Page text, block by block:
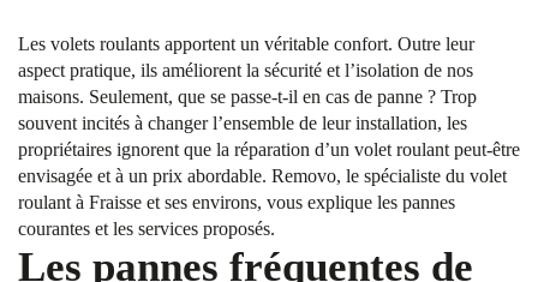
Les volets roulants apportent un véritable confort. Outre leur
aspect pratique, ils améliorent la sécurité et l’isolation de nos
maisons. Seulement, que se passe-t-il en cas de panne ? Trop
souvent incités à changer l’ensemble de leur installation, les
propriétaires ignorent que la réparation d’un volet roulant peut-être
envisagée et à un prix abordable. Removo, le spécialiste du volet
roulant à Fraisse et ses environs, vous explique les pannes
courantes et les services proposés.
Les pannes fréquentes de